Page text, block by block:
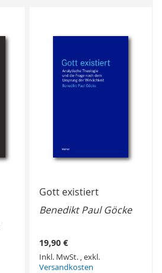
Gott existiert
Benedikt Paul Göcke
19,90 €
Inkl. MwSt. ,exkl.
Versandkosten